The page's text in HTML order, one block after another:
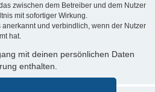
zwischen dem Betreiber und dem Nutzer
mit sofortiger Wirkung.
und verbindlich, wenn der Nutzer
hat.
mit deinen persönlichen Daten
enthalten.